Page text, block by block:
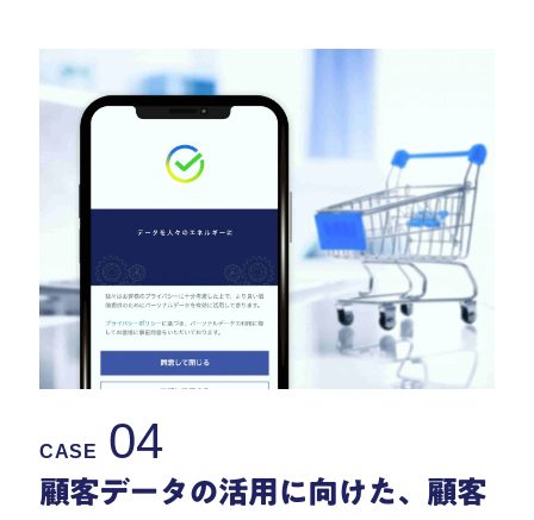
CASE 04
顧客データの活用に向けた、顧客